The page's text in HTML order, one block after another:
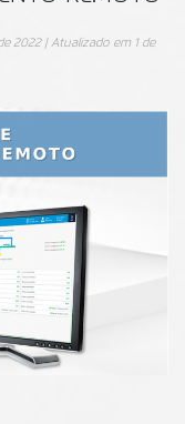
2022| Atualizado em 1 de